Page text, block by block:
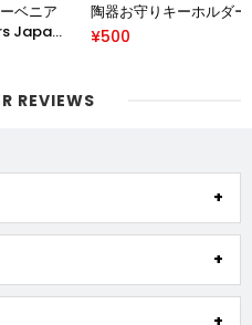
ベニア
Japan
陶器お守りキーホルダー
¥500
REVIEWS